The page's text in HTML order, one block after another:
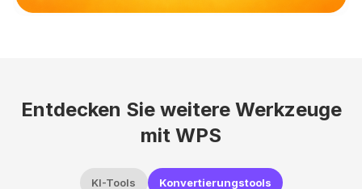
Entdecken Sie weitere Werkzeuge
mit WPS
KI-Tools Konvertierungstools